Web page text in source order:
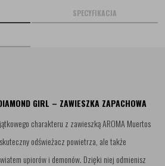
SPECYFIKACJA
GIRL – ZAWIESZKA ZAPACHOWA
charakteru z zawieszką AROMA Muertos
odświeżacz powietrza, ale także
upiorów i demonów. Dzięki niej odmienisz